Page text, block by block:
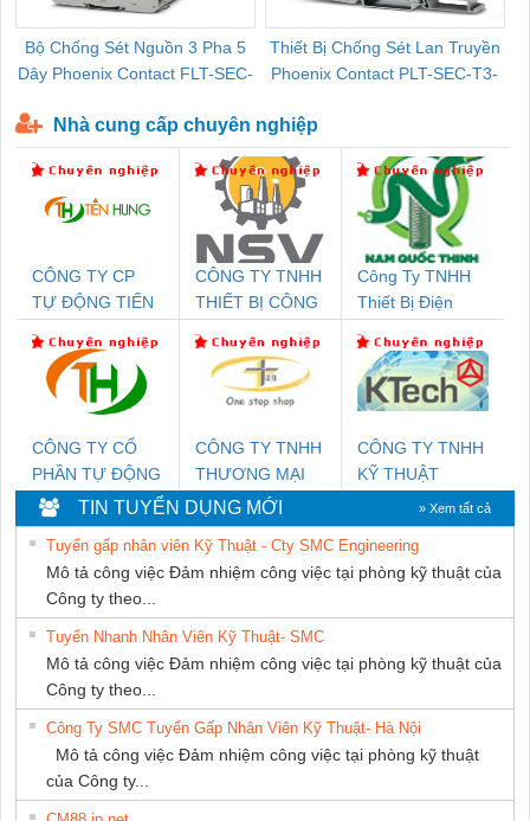
Bộ Chống Sét Nguồn 3 Pha 5
Dây Phoenix Contact FLT-SEC-
Thiết Bị Chống Sét Lan Truyền
Phoenix Contact PLT-SEC-T3-
Nhà cung cấp chuyên nghiệp
CÔNG TY CP
TỰ ĐỘNG TIẾN
CÔNG TY TNHH
THIẾT BỊ CÔNG
SETSUBI VIỆT
NAM
Công Ty TNHH
Thiết Bị Điện
CÔNG TY CỔ
PHẦN TỰ ĐỘNG
TIẾN HƯNG
CÔNG TY TNHH
THƯƠNG MẠI
THIÊN ÂN VIỆT
NAM
CÔNG TY TNHH
KỸ THUẬT
KTECH VIỆT
NAM
TIN TUYỂN DỤNG MỚI » Xem tất cả
Tuyển gấp nhân viên Kỹ Thuật - Cty SMC Engineering
Mô tả công việc Đảm nhiệm công việc tại phòng kỹ thuật của
Công ty theo...
Tuyển Nhanh Nhân Viên Kỹ Thuật- SMC
Mô tả công việc Đảm nhiệm công việc tại phòng kỹ thuật của
Công ty theo...
Công Ty SMC Tuyển Gấp Nhân Viên Kỹ Thuật- Hà Nội
Mô tả công việc Đảm nhiệm công việc tại phòng kỹ thuật
của Công ty...